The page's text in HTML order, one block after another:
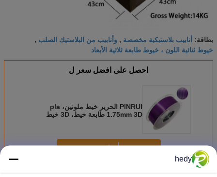
بطاقة: أنابيب بلاستيكية مخصصة , وأنابيب من البلاستيك الصلب ,
خيوط ثنائية اللون ، خيوط طابعة ثلاثية الأبعاد
احصل على افضل سعر ل
PINRUI الحرير خيط ملونين، pla
1.75mm 3D طابعة خيط، 3D خيط
استمر
أكثرخيوط طابعة ثلاثية الأبعاد ثنائية اللون
hedy